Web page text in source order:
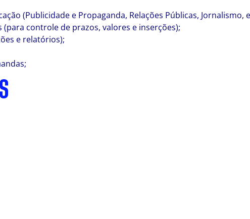
(Publicidade e Propaganda, Relações Públicas, Jornalismo,
controle de prazos, valores e inserções);
e relatórios);